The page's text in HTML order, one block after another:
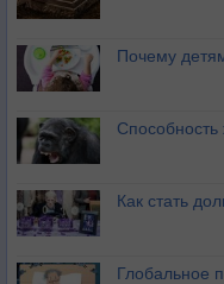
Почему
Способность
Как стать
Глобальное